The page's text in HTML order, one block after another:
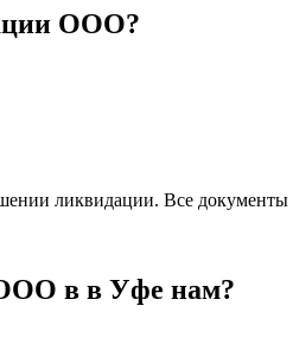
ООО?
ликвидации. Все
в в Уфе нам?